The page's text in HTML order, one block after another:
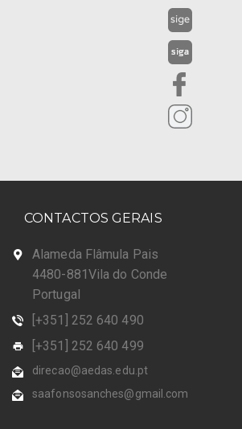
CONTACTOS GERAIS
Alameda Flâmula Pais
4480-881Vila do Conde
Portugal
[+351] 252 640 490
[+351] 252 640 499
direcao@aedas.edu.pt
saafonsosanches@gmail.com